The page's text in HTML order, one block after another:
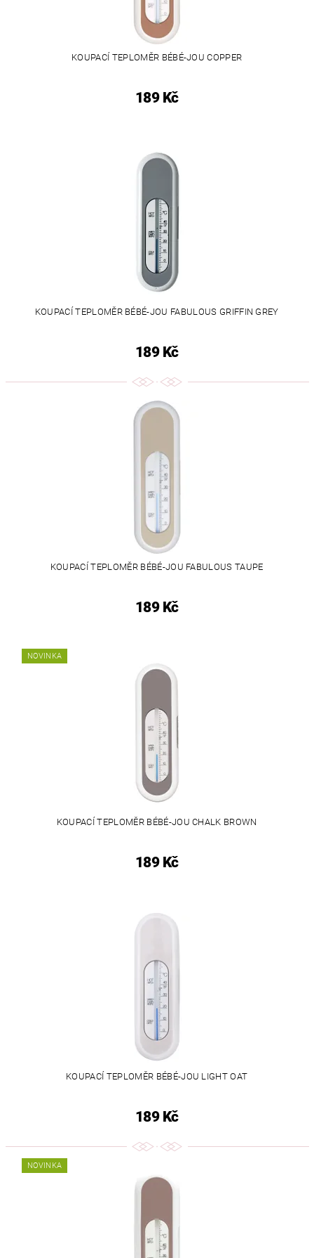
KOUPACÍ TEPLOMĚR BÉBÉ-JOU COPPER
189 Kč
KOUPACÍ TEPLOMĚR BÉBÉ-JOU FABULOUS GRIFFIN GREY
189 Kč
KOUPACÍ TEPLOMĚR BÉBÉ-JOU FABULOUS TAUPE
189 Kč
NOVINKA
KOUPACÍ TEPLOMĚR BÉBÉ-JOU CHALK BROWN
189 Kč
KOUPACÍ TEPLOMĚR BÉBÉ-JOU LIGHT OAT
189 Kč
NOVINKA